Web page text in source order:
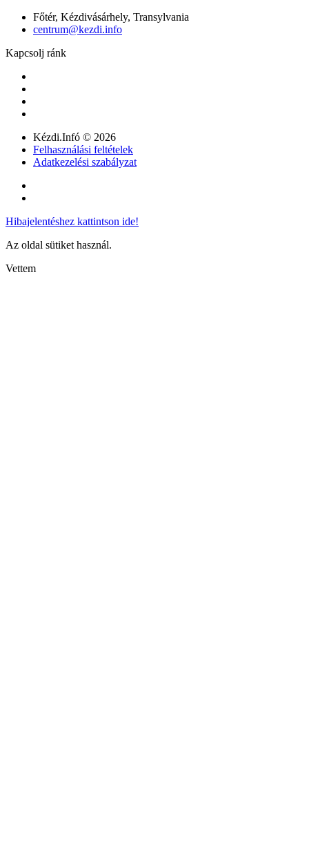
Főtér, Kézdivásárhely, Transylvania
centrum@kezdi.info
Kapcsolj ránk
Kézdi.Infó © 2026
Felhasználási feltételek
Adatkezelési szabályzat
Hibajelentéshez kattintson ide!
Az oldal sütiket használ.
Vettem